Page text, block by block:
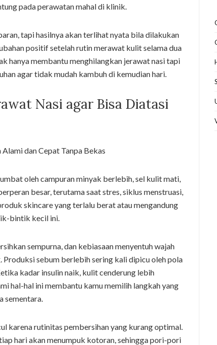
pada perawatan mahal di klinik.
tapi hasilnya akan terlihat nyata bila dilakukan
positif setelah rutin merawat kulit selama dua
hanya membantu menghilangkan jerawat nasi tapi
agar tidak mudah kambuh di kemudian hari.
Nasi agar Bisa Diatasi
oleh campuran minyak berlebih, sel kulit mati,
besar, terutama saat stres, siklus menstruasi,
skincare yang terlalu berat atau mengandung
bintik kecil ini.
sempurna, dan kebiasaan menyentuh wajah
sebum berlebih sering kali dipicu oleh pola
kadar insulin naik, kulit cenderung lebih
hal-hal ini membantu kamu memilih langkah yang
sementara.
karena rutinitas pembersihan yang kurang optimal.
hari akan menumpuk kotoran, sehingga pori-pori